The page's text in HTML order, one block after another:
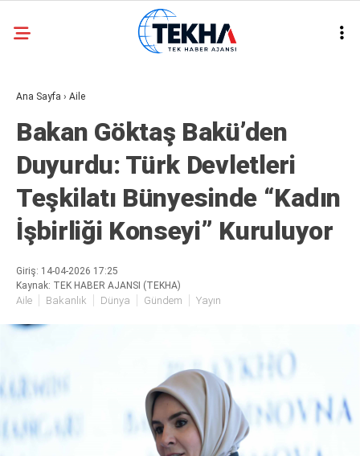
WhatsApp İhbar
21.2
ASAYIŞ
GÜNDEM
GENEL
EKONOMI
SIYASET
DÜNYA
SERVISLER
Ana Sayfa › Aile
Bakan Göktaş Bakü’den
Duyurdu: Türk Devletleri
Teşkilatı Bünyesinde “Kadın
İşbirliği Konseyi” Kuruluyor
Giriş: 14-04-2026 17:25
Kaynak: TEK HABER AJANSI (TEKHA)
Aile Bakanlık Dünya Gündem Yayın